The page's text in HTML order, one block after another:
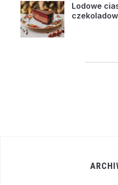
Lodowe